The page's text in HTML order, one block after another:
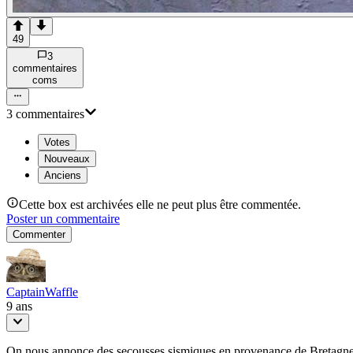
49
3
commentaires
coms
3 commentaires
Votes
Nouveaux
Anciens
Cette box est archivées elle ne peut plus être commentée.
Poster un commentaire
Commenter
CaptainWaffle
9 ans